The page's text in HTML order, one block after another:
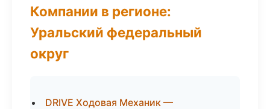
Компании в регионе:
Уральский федеральный
округ
DRIVE Ходовая Механик —